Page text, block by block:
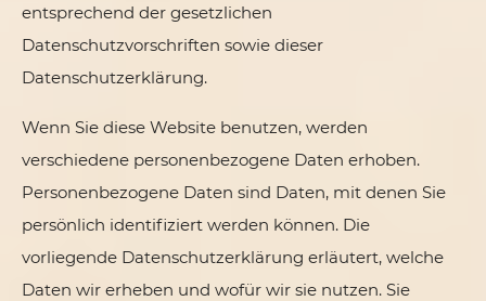
entsprechend der gesetzlichen
Datenschutzvorschriften sowie dieser
Datenschutzerklärung.
Wenn Sie diese Website benutzen, werden
verschiedene personenbezogene Daten erhoben.
Personenbezogene Daten sind Daten, mit denen Sie
persönlich identifiziert werden können. Die
vorliegende Datenschutzerklärung erläutert, welche
Daten wir erheben und wofür wir sie nutzen. Sie